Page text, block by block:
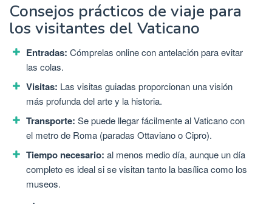
Consejos prácticos de viaje para
los visitantes del Vaticano
Entradas: Cómprelas online con antelación para evitar
las colas.
Visitas: Las visitas guiadas proporcionan una visión
más profunda del arte y la historia.
Transporte: Se puede llegar fácilmente al Vaticano con
el metro de Roma (paradas Ottaviano o Cipro).
Tiempo necesario: al menos medio día, aunque un día
completo es ideal si se visitan tanto la basílica como los
museos.